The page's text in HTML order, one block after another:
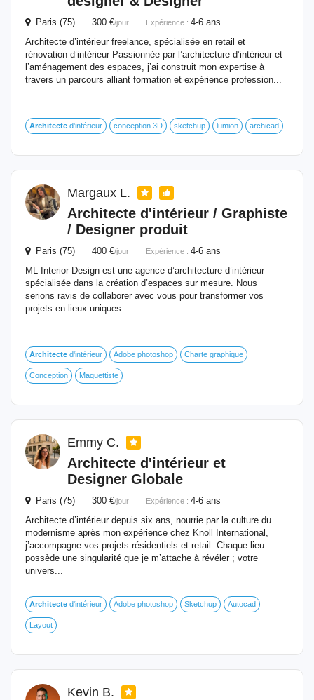
Paris (75) 300 €/jour Expérience : 4-6 ans
Architecte d’intérieur freelance, spécialisée en retail et
rénovation d’intérieur Passionnée par l’architecture d’intérieur et
l’aménagement des espaces, j’ai construit mon expertise à
travers un parcours alliant formation et expérience profession...
Architecte d'intérieur conception 3D sketchup lumion archicad
Margaux L.
Architecte d'intérieur / Graphiste
/ Designer produit
Paris (75) 400 €/jour Expérience : 4-6 ans
ML Interior Design est une agence d’architecture d’intérieur
spécialisée dans la création d’espaces sur mesure. Nous
serions ravis de collaborer avec vous pour transformer vos
projets en lieux uniques.
Architecte d'intérieur Adobe photoshop Charte graphique
Conception Maquettiste
Emmy C.
Architecte d'intérieur et
Designer Globale
Paris (75) 300 €/jour Expérience : 4-6 ans
Architecte d’intérieur depuis six ans, nourrie par la culture du
modernisme après mon expérience chez Knoll International,
j’accompagne vos projets résidentiels et retail. Chaque lieu
possède une singularité que je m’attache à révéler ; votre
univers...
Architecte d'intérieur Adobe photoshop Sketchup Autocad
Layout
Kevin B.